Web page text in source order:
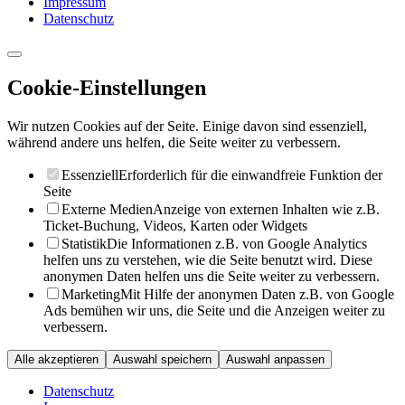
Datenschutz
Cookie-Einstellungen
Wir nutzen Cookies auf der Seite. Einige davon sind essenziell,
während andere uns helfen, die Seite weiter zu verbessern.
EssenziellErforderlich für die einwandfreie Funktion der
Seite
Externe MedienAnzeige von externen Inhalten wie z.B.
Ticket-Buchung, Videos, Karten oder Widgets
StatistikDie Informationen z.B. von Google Analytics
helfen uns zu verstehen, wie die Seite benutzt wird. Diese
anonymen Daten helfen uns die Seite weiter zu verbessern.
MarketingMit Hilfe der anonymen Daten z.B. von Google
Ads bemühen wir uns, die Seite und die Anzeigen weiter zu
verbessern.
Alle akzeptieren Auswahl speichern Auswahl anpassen
Datenschutz